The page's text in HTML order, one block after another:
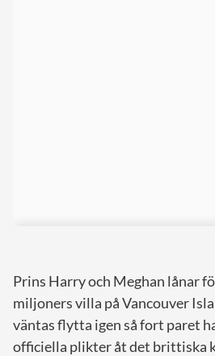
Prins Harry och Meghan lånar
miljoners villa på Vancouver
väntas flytta igen så fort paret
officiella plikter åt det brittiska